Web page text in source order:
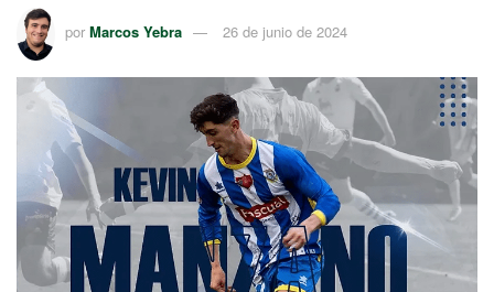
por Marcos Yebra 26 de junio de 2024